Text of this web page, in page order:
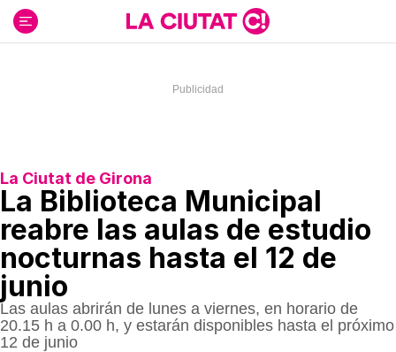
contenido
La Ciutat de Girona
La Biblioteca Municipal
reabre las aulas de estudio
nocturnas hasta el 12 de
junio
Las aulas abrirán de lunes a viernes, en horario de
20.15 h a 0.00 h, y estarán disponibles hasta el próximo
12 de junio